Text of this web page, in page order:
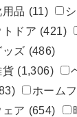
品 (11)
ドア (421)
ッズ (486)
貨 (1,306)
ホーム
ア (654)